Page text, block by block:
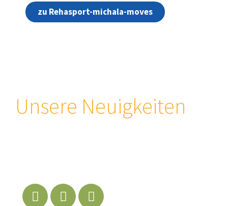
zu Rehasport-michala-moves
Unsere Neuigkeiten